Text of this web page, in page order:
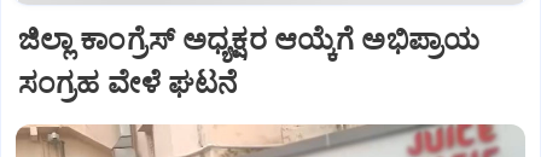
ಜಿಲ್ಲಾ ಕಾಂಗ್ರೆಸ್ ಅಧ್ಯಕ್ಷರ ಆಯ್ಕೆಗೆ ಅಭಿಪ್ರಾಯ
ಸಂಗ್ರಹ ವೇಳೆ ಘಟನೆ